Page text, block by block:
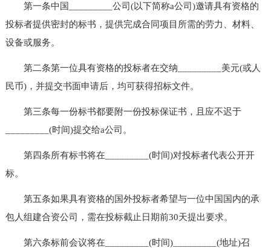
第一条中国_________公司(以下简称a公司)邀请具有资格的
投标者提供密封的标书，提供完成合同项目所需的劳力、材料、
设备或服务。
第二条第一位具有资格的投标者在交纳_________美元(或人
民币)，并提交书面申请后，均可获得招标文件。
第三条每一份标书都要附一份投标保证书，且应不迟于
_________(时间)提交给a公司。
第四条所有标书将在_________(时间)对投标者代表公开开
标。
第五条如果具有资格的国外投标者希望与一位中国国内的承
包人组建合资公司，需在投标截止日期前30天提出要求。
第六条标前会议将在_________(时间)_________(地址)召